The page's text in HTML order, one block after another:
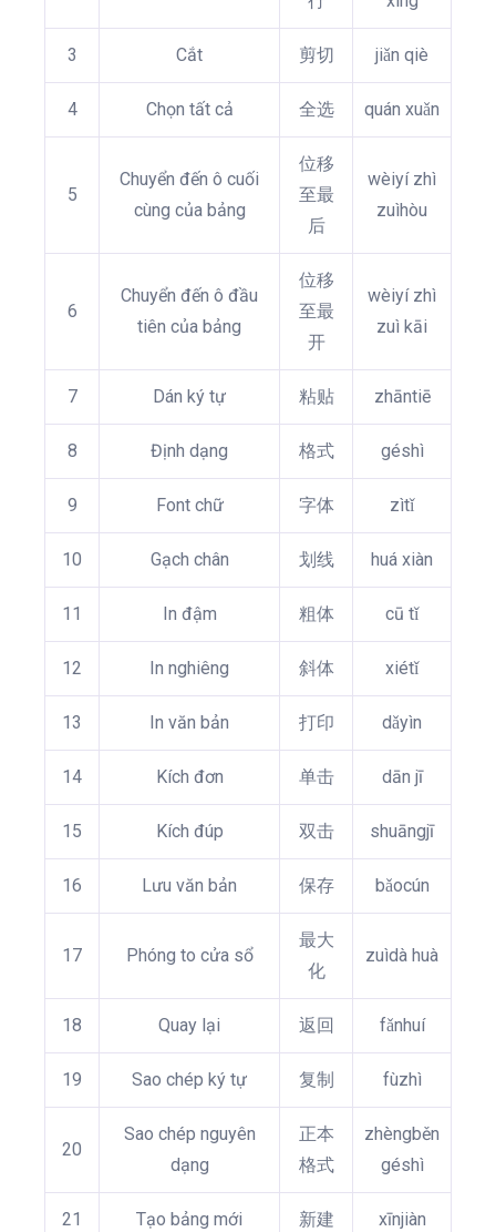
3 Cắt 剪切 jiǎn qiè
4 Chọn tất cả 全选 quán xuǎn
5
Chuyển đến ô cuối
cùng của bảng
位移
至最
后
wèiyí zhì
zuìhòu
6
Chuyển đến ô đầu
tiên của bảng
位移
至最
开
wèiyí zhì
zuì kāi
7 Dán ký tự 粘贴 zhāntiē
8 Định dạng 格式 géshì
9 Font chữ 字体 zìtǐ
10 Gạch chân 划线 huá xiàn
11 In đậm 粗体 cū tǐ
12 In nghiêng 斜体 xiétǐ
13 In văn bản 打印 dǎyìn
14 Kích đơn 单击 dān jī
15 Kích đúp 双击 shuāngjī
16 Lưu văn bản 保存 bǎocún
17 Phóng to cửa sổ
最大
化
zuìdà huà
18 Quay lại 返回 fǎnhuí
19 Sao chép ký tự 复制 fùzhì
20
Sao chép nguyên
dạng
正本
格式
zhèngběn
géshì
21 Tạo bảng mới 新建 xīnjiàn